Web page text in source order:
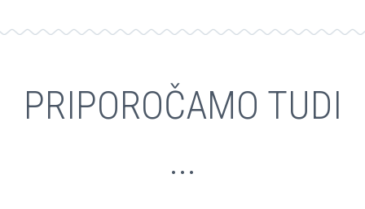
PRIPOROČAMO TUDI
...